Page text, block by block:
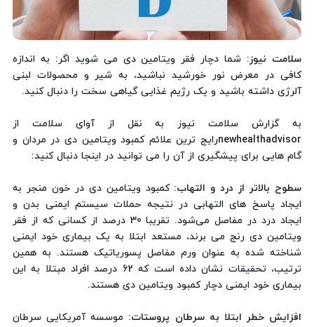
سلامت نیوز: شما دچار فقر ویتامین دی می شوید اگر: به اندازه
کافی در معرض نور خورشید نباشید، به شیر و محصولات لبنی
آلرژی داشته باشید و یک رژیم غذایی گیاهی سخت را دنبال کنید.
به گزارش سلامت نیوز به نقل از آوای سلامت از
newhealthadvisorرایج ترین علائم کمبود ویتامین دی در مردان و
گام هایی برای پیشگیری از آن را می توانید در اینجا دنبال کنید:
سطوح بالاتر از درد و التهاب:کمبود ویتامین دی در خون منجر به
ایجاد پاسخ های التهابی در نتیجه حملات سیستم ایمنی بدن و
ایجاد درد در مفاصل می‌شود. تقریبا 30 درصد از کسانی که از فقر
ویتامین دی رنج می ‌برند، مستعد ابتلا به یک بیماری خود ایمنی
شناخته شده به عنوان ورم مفاصل پسوریاتیک هستند. به همین
ترتیب، تحقیقات نشان داده است که 62 درصد افراد مبتلا به این
بیماری خود ایمنی دچار کمبود ویتامین دی هستند.
افزایش خطر ابتلا به سرطان پروستات: موسسه آمریکایی سرطان